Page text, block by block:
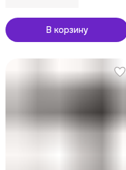
В корзину